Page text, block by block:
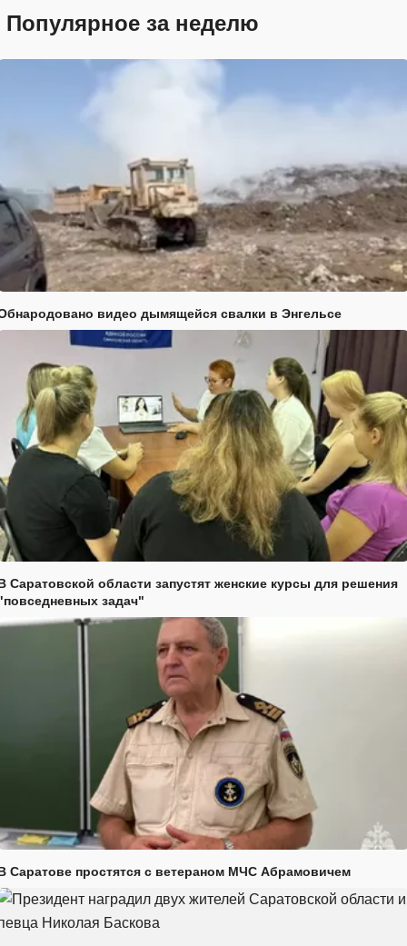
Популярное за неделю
видео дымящейся свалки в Энгельсе
Саратовской области запустят женские курсы для решения
задач"
Саратове простятся с ветераном МЧС Абрамовичем